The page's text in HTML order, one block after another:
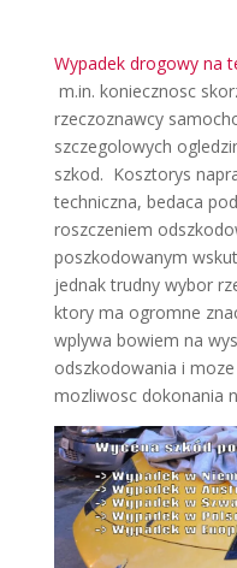
Wypadek drogowy na
m.in. koniecznosc
rzeczoznawcy
szczegolowych
szkod. Kosztorys
techniczna, bedaca
roszczeniem
poszkodowanym
jednak trudny wybor
ktory ma ogromne
wplywa bowiem na
odszkodowania i
mozliwosc dokonania